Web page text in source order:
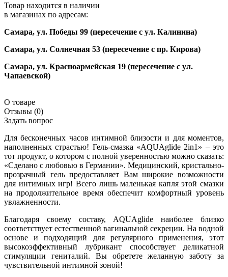
Товар находится в наличии
в магазинах по адресам:
Самара, ул. Победы 99 (пересечение с ул. Калинина)
Самара, ул. Солнечная 53 (пересечение с пр. Кирова)
Самара, ул. Красноармейская 19 (пересечение с ул.
Чапаевской)
О товаре
Отзывы (0)
Задать вопрос
Для бесконечных часов интимной близости и для моментов,
наполненных страстью! Гель-смазка «AQUAglide 2in1» – это
тот продукт, о котором с полной уверенностью можно сказать:
«Сделано с любовью в Германии». Медицинский, кристально-
прозрачный гель предоставляет Вам широкие возможности
для интимных игр! Всего лишь маленькая капля этой смазки
на продолжительное время обеспечит комфортный уровень
увлажненности.
Благодаря своему составу, AQUAglide наиболее близко
соответствует естественной вагинальной секреции. На водной
основе и подходящий для регулярного применения, этот
высокоэффективный лубрикант способствует деликатной
стимуляции гениталий. Вы обретете желанную заботу за
чувствительной интимной зоной!